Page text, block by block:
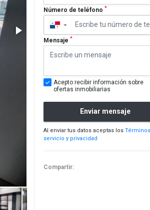
Número de teléfono *
▼
Mensaje *
Acepto recibir información sobre
ofertas inmobiliarias
Enviar mensaje
Al enviar tus datos aceptas los
servicio y privacidad
Compartir: